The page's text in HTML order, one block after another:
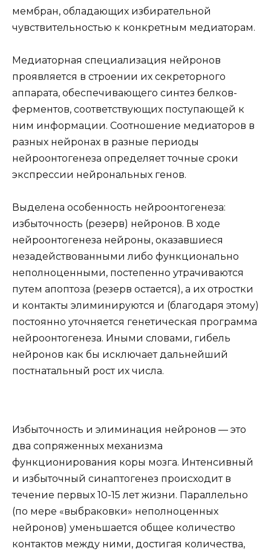
мембран, обладающих избирательной
чувствительностью к конкретным медиаторам.
Медиаторная специализация нейронов
проявляется в строении их секреторного
аппарата, обеспечивающего синтез белков-
ферментов, соответствующих поступающей к
ним информации. Соотношение медиаторов в
разных нейронах в разные периоды
нейроонтогенеза определяет точные сроки
экспрессии нейрональных генов.
Выделена особенность нейроонтогенеза:
избыточность (резерв) нейронов. В ходе
нейроонтогенеза нейроны, оказавшиеся
незадействованными либо функционально
неполноценными, постепенно утрачиваются
путем апоптоза (резерв остается), а их отростки
и контакты элиминируются и (благодаря этому)
постоянно уточняется генетическая программа
нейроонтогенеза. Иными словами, гибель
нейронов как бы исключает дальнейший
постнатальный рост их числа.
Избыточность и элиминация нейронов — это
два сопряженных механизма
функционирования коры мозга. Интенсивный
и избыточный синаптогенез происходит в
течение первых 10-15 лет жизни. Параллельно
(по мере «выбраковки» неполноценных
нейронов) уменьшается общее количество
контактов между ними, достигая количества,